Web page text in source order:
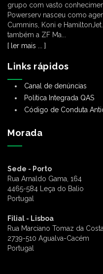
grupo com vasto
Powerserv nasceu como
Cummins, Koni e
também a ZF Ma...
[ ler mais ... ]
Links rápidos
Canal de denúncias
Política Integrada QAS
Código de Conduta
Morada
Sede - Porto
Rua Arnaldo Gama, 164
4465-584 Leça do Balio
Portugal
Filial - Lisboa
Rua Marciano Tomaz da
2739-510 Agualva-Cacém
Portugal